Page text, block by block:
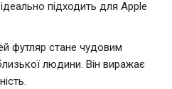
підходить для Apple
футляр стане чудовим
людини. Він виражає